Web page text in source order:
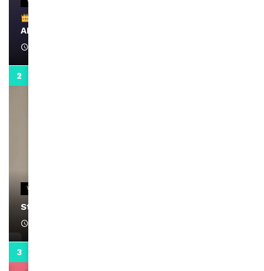
AMINA, le Magazine de la Femme
VIDEOS
Stacy passe un message